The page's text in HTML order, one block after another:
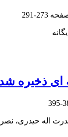
273-291
ای
اله حیدری،